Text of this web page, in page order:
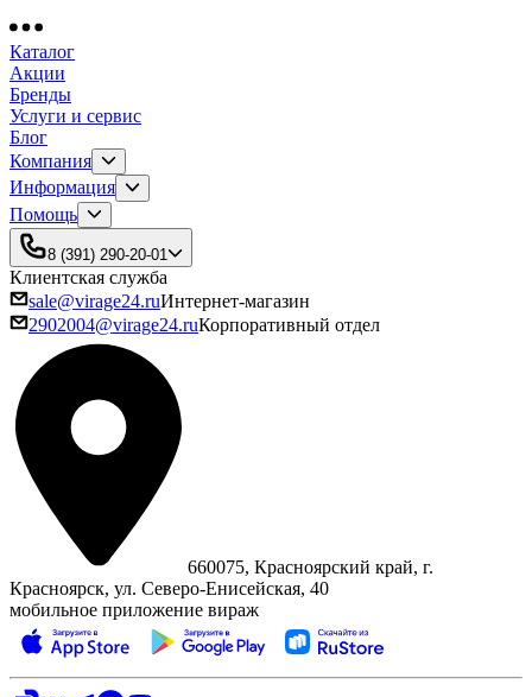
Каталог
Акции
Бренды
Услуги и сервис
Блог
Компания
Информация
Помощь
8 (391) 290-20-01
Клиентская служба
sale@virage24.ruИнтернет-магазин
2902004@virage24.ruКорпоративный отдел
660075, Красноярский край, г.
Красноярск, ул. Северо‑Енисейская, 40
мобильное приложение вираж